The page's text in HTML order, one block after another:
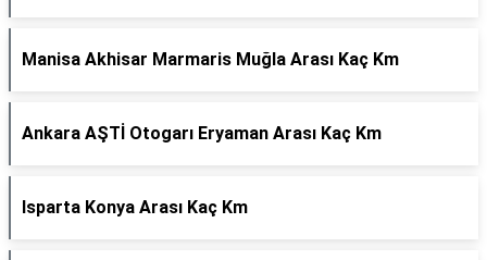
Manisa Akhisar Marmaris Muğla Arası Kaç Km
Ankara AŞTİ Otogarı Eryaman Arası Kaç Km
Isparta Konya Arası Kaç Km